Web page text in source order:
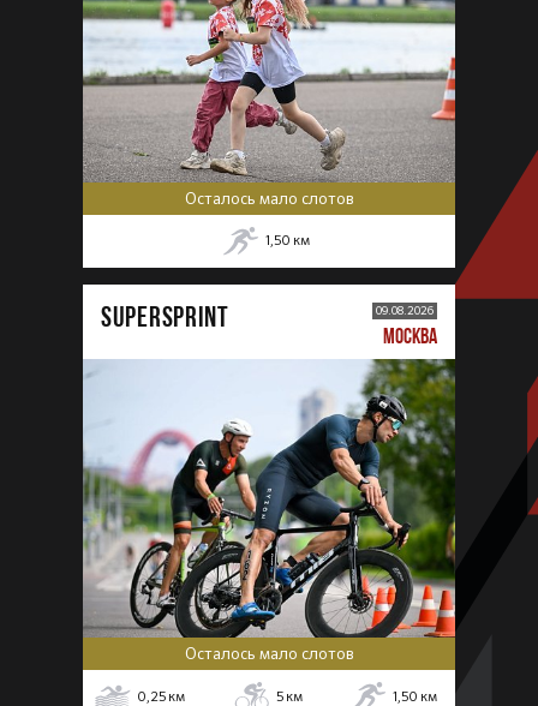
Осталось мало слотов
1,50 км
SUPERSPRINT 09.08.2026
МОСКВА
Осталось мало слотов
0,25 км 5 км 1,50 км